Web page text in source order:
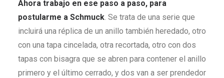
Ahora trabajo en ese paso a paso, para
postularme a Schmuck. Se trata de una serie que
incluirá una réplica de un anillo también heredado, otro
con una tapa cincelada, otra recortada, otro con dos
tapas con bisagra que se abren para contener el anillo
primero y el último cerrado, y dos van a ser prendedor